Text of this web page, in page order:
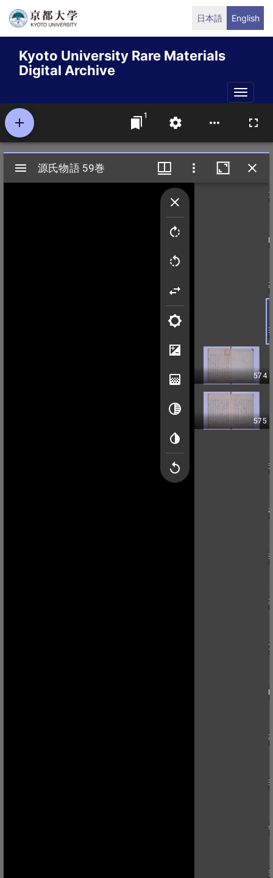
Skip
content
日本語 English
Kyoto University Rare Materials
Digital Archive
Toggle